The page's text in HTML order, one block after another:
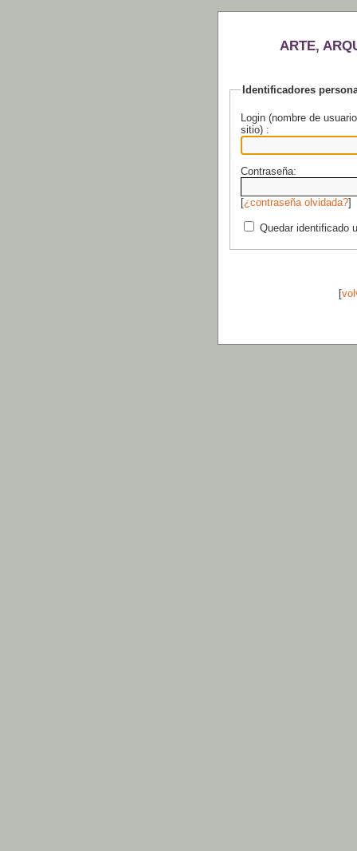
ARTE,
Identificadores
Login (nombre de
sitio) :
Contraseña:
[¿contraseña olvidada?]
Quedar identificado
[